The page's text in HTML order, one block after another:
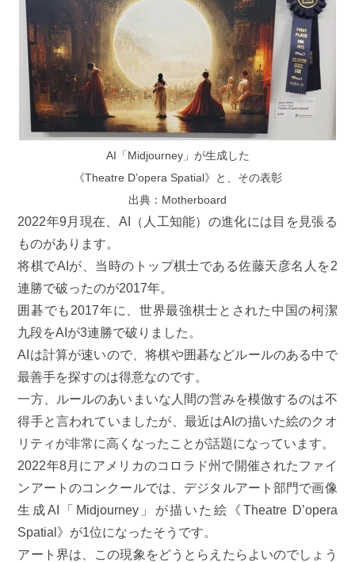
AI「Midjourney」が生成した
《Theatre D’opera Spatial》と、その表彰
出典：Motherboard
2022年9月現在、AI（人工知能）の進化には目を見張る
ものがあります。
将棋でAIが、当時のトップ棋士である佐藤天彦名人を2
連勝で破ったのが2017年。
囲碁でも2017年に、世界最強棋士とされた中国の柯潔
九段をAIが3連勝で破りました。
AIは計算が速いので、将棋や囲碁などルールのある中で
最善手を探すのは得意なのです。
一方、ルールのあいまいな人間の営みを模倣するのは不
得手と言われていましたが、最近はAIの描いた絵のクオ
リティが非常に高くなったことが話題になっています。
2022年8月にアメリカのコロラド州で開催されたファイ
ンアートのコンクールでは、デジタルアート部門で画像
生成AI「Midjourney」が描いた絵《Theatre D’opera
Spatial》が1位になったそうです。
アート界は、この現象をどうとらえたらよいのでしょう